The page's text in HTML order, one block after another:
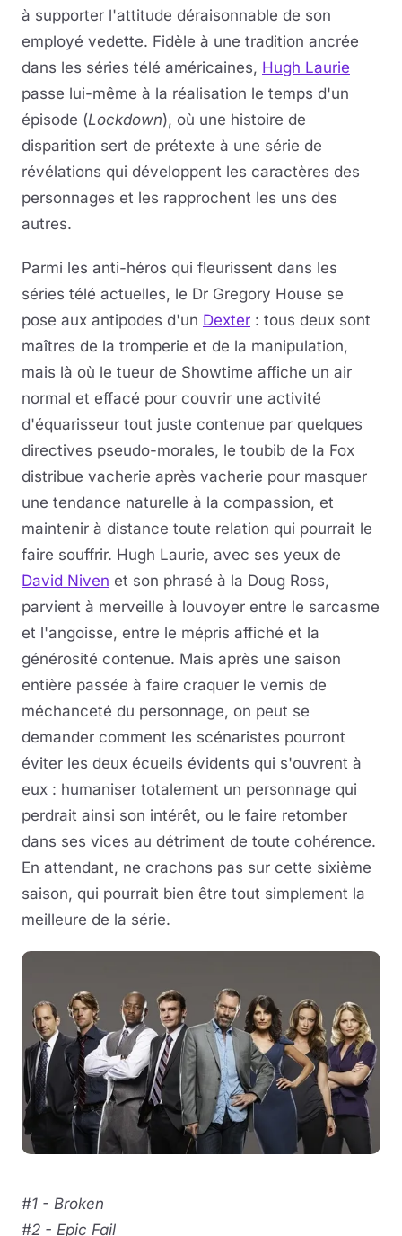
à supporter l'attitude déraisonnable de son
employé vedette. Fidèle à une tradition ancrée
dans les séries télé américaines, Hugh Laurie
passe lui-même à la réalisation le temps d'un
épisode (Lockdown), où une histoire de
disparition sert de prétexte à une série de
révélations qui développent les caractères des
personnages et les rapprochent les uns des
autres.
Parmi les anti-héros qui fleurissent dans les
séries télé actuelles, le Dr Gregory House se
pose aux antipodes d'un Dexter : tous deux sont
maîtres de la tromperie et de la manipulation,
mais là où le tueur de Showtime affiche un air
normal et effacé pour couvrir une activité
d'équarisseur tout juste contenue par quelques
directives pseudo-morales, le toubib de la Fox
distribue vacherie après vacherie pour masquer
une tendance naturelle à la compassion, et
maintenir à distance toute relation qui pourrait le
faire souffrir. Hugh Laurie, avec ses yeux de
David Niven et son phrasé à la Doug Ross,
parvient à merveille à louvoyer entre le sarcasme
et l'angoisse, entre le mépris affiché et la
générosité contenue. Mais après une saison
entière passée à faire craquer le vernis de
méchanceté du personnage, on peut se
demander comment les scénaristes pourront
éviter les deux écueils évidents qui s'ouvrent à
eux : humaniser totalement un personnage qui
perdrait ainsi son intérêt, ou le faire retomber
dans ses vices au détriment de toute cohérence.
En attendant, ne crachons pas sur cette sixième
saison, qui pourrait bien être tout simplement la
meilleure de la série.
#1 - Broken
#2 - Epic Fail